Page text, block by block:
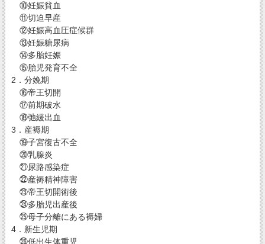
⑩妊娠貧血
⑪切迫早産
⑫妊娠高血圧症候群
⑬妊娠糖尿病
⑭多胎妊娠
⑮胎児発育不全
2．分娩期
⑯帝王切開
⑰前期破水
⑱弛緩出血
3．産褥期
⑲子宮復古不全
⑳乳腺炎
㉑尿路感染症
㉒産褥精神障害
㉓帝王切開術後
㉔多胎児出産後
㉕母子分離にある褥婦
4．新生児期
㉖低出生体重児